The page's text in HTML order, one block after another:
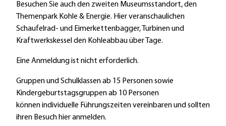
s
e
u
m
B
r
k
e
n
B
o
r
k
2
0
1
Besuchen Sie auch den zweiten Museumsstandort, den
Themenpark Kohle & Energie. Hier veranschaulichen
Schaufelrad- und Eimerkettenbagger, Turbinen und
Kraftwerkskessel den Kohleabbau über Tage.
Eine Anmeldung ist nicht erforderlich.
Gruppen und Schulklassen ab 15 Personen sowie
Kindergeburtstagsgruppen ab 10 Personen
können individuelle Führungszeiten vereinbaren und sollten
ihren Besuch hier anmelden.